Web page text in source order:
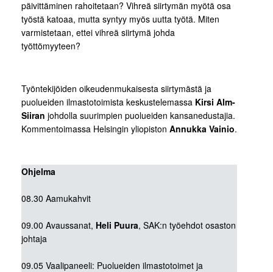
päivittäminen rahoitetaan? Vihreä siirtymän myötä osa
työstä katoaa, mutta syntyy myös uutta työtä. Miten
varmistetaan, ettei vihreä siirtymä johda
työttömyyteen?
Työntekijöiden oikeudenmukaisesta siirtymästä ja
puolueiden ilmastotoimista keskustelemassa Kirsi Alm-
Siiran johdolla suurimpien puolueiden kansanedustajia.
Kommentoimassa Helsingin yliopiston Annukka Vainio.
Ohjelma
08.30 Aamukahvit
09.00 Avaussanat, Heli Puura, SAK:n työehdot osaston
johtaja
09.05 Vaalipaneeli: Puolueiden ilmastotoimet ja